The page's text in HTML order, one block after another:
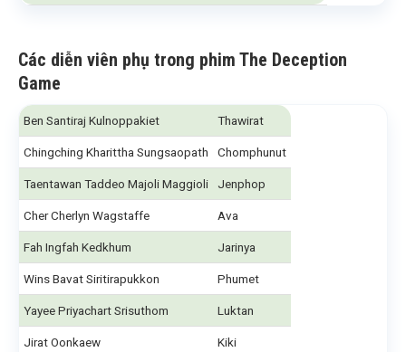
Các diễn viên phụ trong phim The Deception
Game
Ben Santiraj Kulnoppakiet Thawirat
Chingching Kharittha Sungsaopath Chomphunut
Taentawan Taddeo Majoli Maggioli Jenphop
Cher Cherlyn Wagstaffe Ava
Fah Ingfah Kedkhum Jarinya
Wins Bavat Siritirapukkon Phumet
Yayee Priyachart Srisuthom Luktan
Jirat Oonkaew Kiki